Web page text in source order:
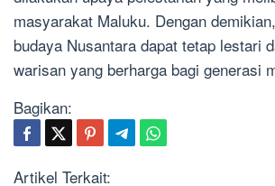
masyarakat Maluku. Dengan
budaya Nusantara dapat tetap lestari
warisan yang berharga bagi generasi
Bagikan:
Artikel Terkait: